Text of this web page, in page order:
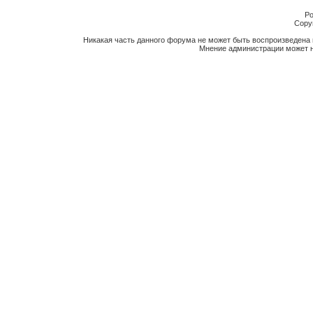
Никакая часть данного форума не может быть
Мнение администрации может